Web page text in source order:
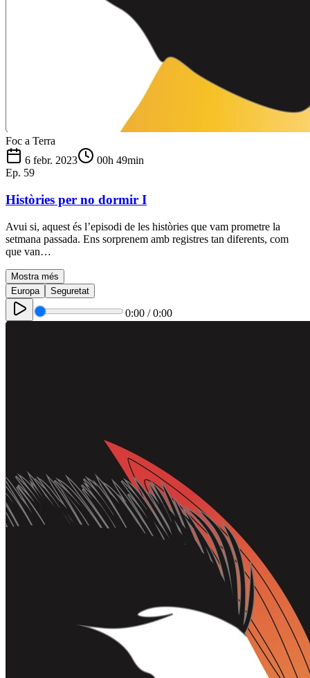
Foc a Terra
6 febr. 2023
00h 49min
Ep. 59
Històries per no dormir I
Avui si, aquest és l’episodi de les històries que vam prometre la
setmana passada. Ens sorprenem amb registres tan diferents, com
que van…
Mostra més
Europa
Seguretat
0:00 /0:00